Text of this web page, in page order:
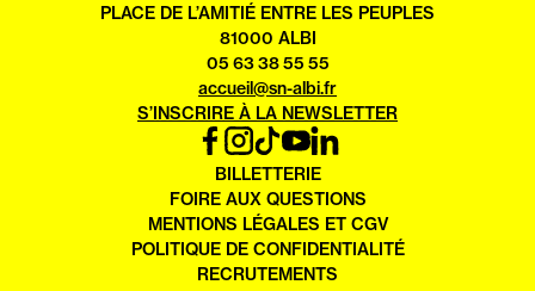
PLACE DE L’AMITIÉ ENTRE LES PEUPLES
81000 ALBI
05 63 38 55 55
accueil@sn-albi.fr
S’INSCRIRE À LA NEWSLETTER
FACEBOOK
INSTAGRAM
TIKTOKYOUTUBE
LINKEDIN
OUVRIR
DANS
UN
NOUVEL
ONGLET
BILLETTERIE
FOIRE AUX QUESTIONS
MENTIONS LÉGALES ET CGV
POLITIQUE DE CONFIDENTIALITÉ
RECRUTEMENTS